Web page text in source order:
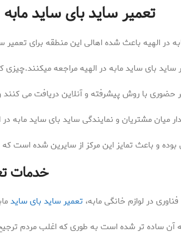
تعمیر ساید بای ساید
در الهیه باعث شده اهالی این منطقه برای
ساید بای ساید مابه در الهیه مراجعه
با روش پیشرفته و آنلاین دریافت می کنند
میان مشتریان و نمایندگی ساید بای ساید مابه
و باعث تمایز این مرکز از سایرین شده است
خدمات
در لوازم خانگی مابه، تعمیر ساید بای ساید
آن ساده تر شده است به طوری که اغلب مردم